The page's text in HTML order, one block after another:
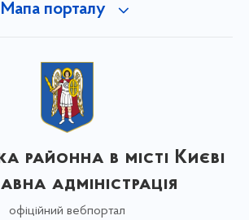
Мапа порталу
районна в місті Києві
адміністрація
офіційний вебпортал